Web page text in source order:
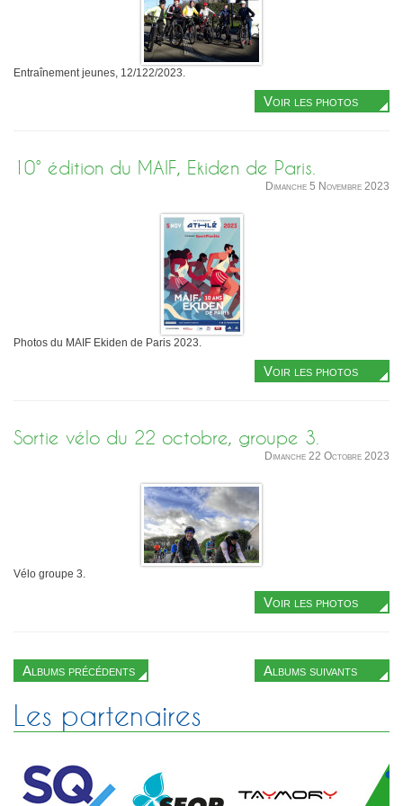
Sélectif Jeunes 2011
Entraînement jeunes, 12/122/2023.
Voir les photos
10° édition du MAIF, Ekiden de Paris.
Dimanche 5 Novembre 2023
Photos du MAIF Ekiden de Paris 2023.
Voir les photos
Sortie vélo du 22 octobre, groupe 3.
Dimanche 22 Octobre 2023
Vélo groupe 3.
Voir les photos
Albums précédents Albums suivants
Les partenaires